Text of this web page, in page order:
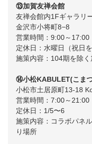
⑬加賀友禅会館
友禅会館内1Fギャラリ
金沢市小将町8−8
営業時間：9:00～17:00
定休日：水曜日（祝日
施策内容：104期を除
⑭小松KABULET(こま
小松市土居原町13-18
営業時間：7:00～21:00
定休日：1/5〜6
施策内容：コラボパネ
り場所